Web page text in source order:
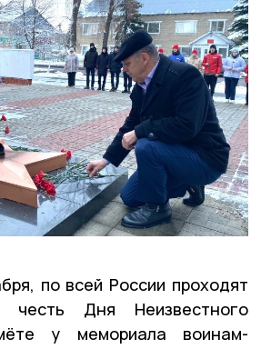
по всей России проходят
честь Дня Неизвестного
у мемориала воинам-